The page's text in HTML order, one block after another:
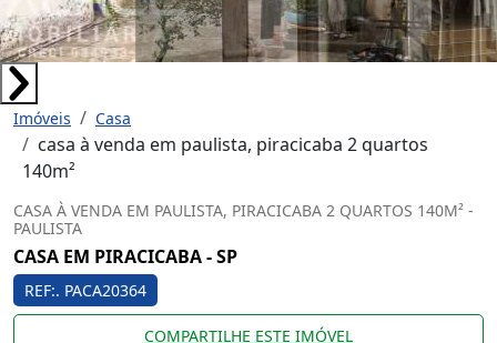
Imóveis Casa
casa à venda em paulista, piracicaba 2 quartos
140m²
CASA À VENDA EM PAULISTA, PIRACICABA 2 QUARTOS 140M² -
PAULISTA
CASA EM PIRACICABA - SP
REF:. PACA20364
COMPARTILHE ESTE IMÓVEL